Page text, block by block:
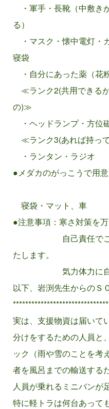
参加者募集
参加者募集
参加者募集
・軍手・長靴（中敷き
る）
・マスク・懐中電灯・
寝袋
・自分にあった薬（花
≪ランク2(共用できる
の)≫
・ヘッドランプ・方位
≪ランク3(あれば持っ
・ランタン・ラジオ
●メダカのがっこうで用
寝袋・マット、車
●注意事項：寒さ対策を万
自己責任でご協力
たします。
気力体力に自信の
以下、岩渕先生からのＳ
実は、支援物資は届いて
分けをするための人員と
ック（雨や雪のことを考
者を風呂までの輸送する
人員が乗れるミニバンが
特に軽トラは何台あって